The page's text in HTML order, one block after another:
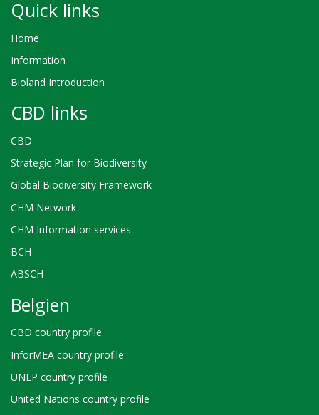
Quick links
Home
Information
Bioland Introduction
CBD links
CBD
Strategic Plan for Biodiversity
Global Biodiversity Framework
CHM Network
CHM Information services
BCH
ABSCH
Belgien
CBD country profile
InforMEA country profile
UNEP country profile
United Nations country profile